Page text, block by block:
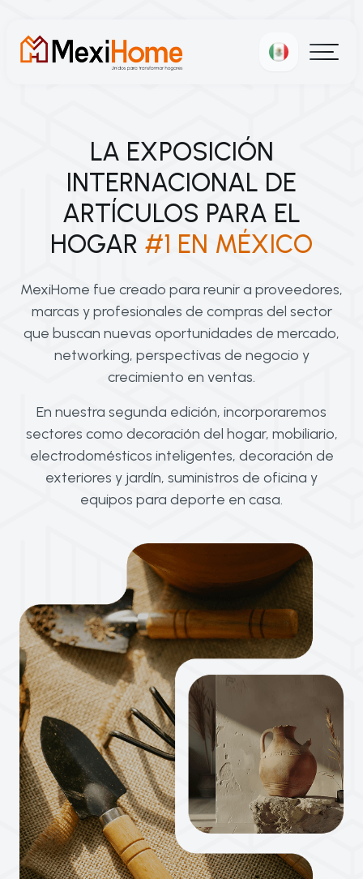
LA EXPOSICIÓN
INTERNACIONAL DE
ARTÍCULOS PARA EL
HOGAR #1 EN MÉXICO
MexiHome fue creado para reunir a proveedores,
marcas y profesionales de compras del sector
que buscan nuevas oportunidades de mercado,
networking, perspectivas de negocio y
crecimiento en ventas.
En nuestra segunda edición, incorporaremos
sectores como decoración del hogar, mobiliario,
electrodomésticos inteligentes, decoración de
exteriores y jardín, suministros de oficina y
equipos para deporte en casa.